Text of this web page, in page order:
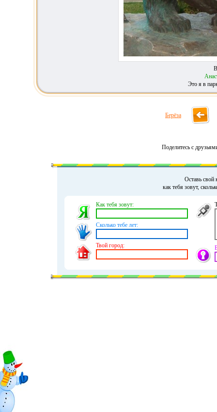
Это я в
Берёза
Поделитесь с
Оставь свой
как тебя зовут,
Как тебя зовут:
Сколько тебе лет:
Твой город: